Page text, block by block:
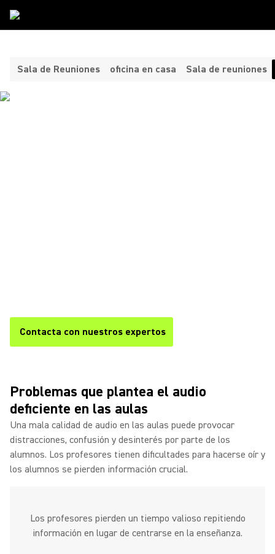
Sala de Reuniones oficina en casa Sala de reuniones
Contacta con nuestros expertos
Problemas que plantea el audio
deficiente en las aulas
Una mala calidad de audio en las aulas puede provocar
distracciones, confusión y desinterés por parte de los
alumnos. Los profesores tienen dificultades para hacerse oír y
los alumnos se pierden información crucial.
Los profesores pierden un tiempo valioso repitiendo
información en lugar de centrarse en la enseñanza.